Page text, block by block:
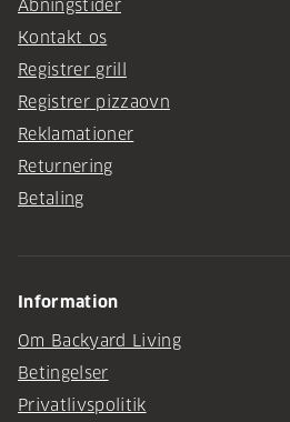
Åbningstider
Kontakt os
Registrer grill
Registrer pizzaovn
Reklamationer
Returnering
Betaling
Information
Om Backyard Living
Betingelser
Privatlivspolitik